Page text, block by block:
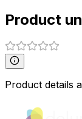
Product
Product details